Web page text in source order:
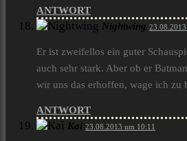
ANTWORT
Nightwing
Er ist zweifellos ein guter
auch sehr stark. Aber ob er
wir uns das erhoffen, wage ich zu
ANTWORT
Kai 23.08.2013 um 10:11